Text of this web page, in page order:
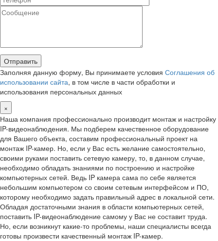
Заполняя данную форму, Вы принимаете условия Соглашения об
использовании сайта, в том числе в части обработки и
использования персональных данных
×
Наша компания профессионально производит монтаж и настройку
IP-видеонаблюдения. Мы подберем качественное оборудование
для Вашего объекта, составим профессиональный проект на
монтаж IP-камер. Но, если у Вас есть желание самостоятельно,
своими руками поставить сетевую камеру, то, в данном случае,
необходимо обладать знаниями по построению и настройке
компьютерных сетей. Ведь IP камера сама по себе является
небольшим компьютером со своим сетевым интерфейсом и ПО,
которому необходимо задать правильный адрес в локальной сети.
Обладая достаточными знания в области компьютерных сетей,
поставить IP-видеонаблюдение самому у Вас не составит труда.
Но, если возникнут какие-то проблемы, наши специалисты всегда
готовы произвести качественный монтаж IP-камер.